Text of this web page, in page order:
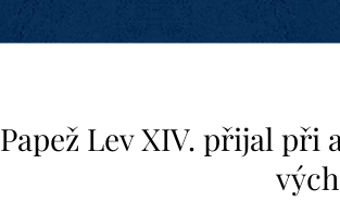
Papež Lev XIV. přijal